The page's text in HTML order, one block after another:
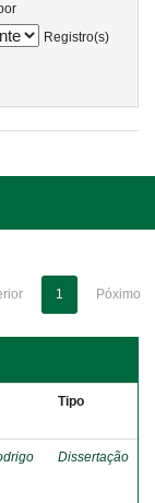
Registro(s)
1 Póximo
Tipo
Dissertação